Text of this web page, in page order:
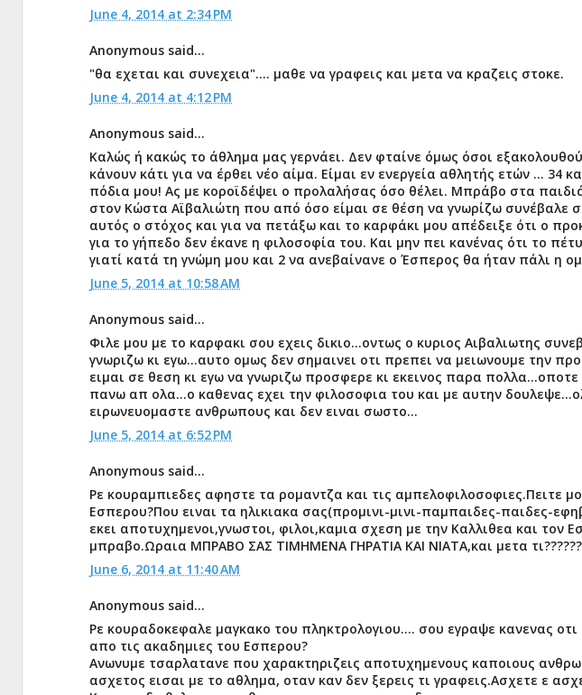
June 4, 2014 at 2:34 PM
Anonymous said...
"θα εχεται και συνεχεια".... μαθε να γραφεις και μετα να κραζεις στοκε.
June 4, 2014 at 4:12 PM
Anonymous said...
Καλώς ή κακώς το άθλημα μας γερνάει. Δεν φταίνε όμως όσοι
κάνουν κάτι για να έρθει νέο αίμα. Είμαι εν ενεργεία αθλητής ετών … 34
πόδια μου! Ας με κοροϊδέψει ο προλαλήσας όσο θέλει. Μπράβο στα
στον Κώστα Αϊβαλιώτη που από όσο είμαι σε θέση να γνωρίζω συνέβαλε
αυτός ο στόχος και για να πετάξω και το καρφάκι μου απέδειξε ότι ο
για το γήπεδο δεν έκανε η φιλοσοφία του. Και μην πει κανένας ότι το
γιατί κατά τη γνώμη μου και 2 να ανεβαίνανε ο Έσπερος θα ήταν πάλι η
June 5, 2014 at 10:58 AM
Anonymous said...
Φιλε μου με το καρφακι σου εχεις δικιο...οντως ο κυριος Αιβαλιωτης
γνωριζω κι εγω...αυτο ομως δεν σημαινει οτι πρεπει να μειωνουμε την
ειμαι σε θεση κι εγω να γνωριζω προσφερε κι εκεινος παρα
πανω απ ολα...ο καθενας εχει την φιλοσοφια του και με αυτην
ειρωνευομαστε ανθρωπους και δεν ειναι σωστο...
June 5, 2014 at 6:52 PM
Anonymous said...
Ρε κουραμπιεδες αφηστε τα ρομαντζα και τις αμπελοφιλοσοφιες.Πειτε
Εσπερου?Που ειναι τα ηλικιακα σας(προμινι-μινι-παμπαιδες-παιδες-
εκει αποτυχημενοι,γνωστοι, φιλοι,καμια σχεση με την Καλλιθεα και τον
μπραβο.Ωραια ΜΠΡΑΒΟ ΣΑΣ ΤΙΜΗΜΕΝΑ ΓΗΡΑΤΙΑ ΚΑΙ ΝΙΑΤΑ,και μετα
June 6, 2014 at 11:40 AM
Anonymous said...
Ρε κουραδοκεφαλε μαγκακο του πληκτρολογιου.... σου εγραψε κανενας
απο τις ακαδημιες του Εσπερου?
Ανωνυμε τσαρλατανε που χαρακτηριζεις αποτυχημενους καποιους
ασχετος εισαι με το αθλημα, οταν καν δεν ξερεις τι γραφεις.Ασχετε ε